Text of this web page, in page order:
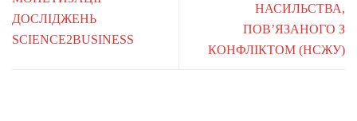
ДОСЛІДЖЕНЬ
SCIENCE2BUSINESS
НАСИЛЬСТВА,
ПОВ’ЯЗАНОГО З
КОНФЛІКТОМ (НСЖУ)